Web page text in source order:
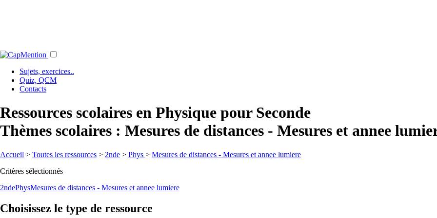
Sujets, exercices..
Quiz, QCM
Contacts
Ressources scolaires en Physique pour Seconde
Thèmes scolaires : Mesures de distances - Mesures et annee
Accueil > Toutes les ressources > 2nde > Phys > Mesures de distances - Mesures et annee lumiere
Critères sélectionnés
2ndePhysMesures de distances - Mesures et annee lumiere
Choisissez le type de ressource